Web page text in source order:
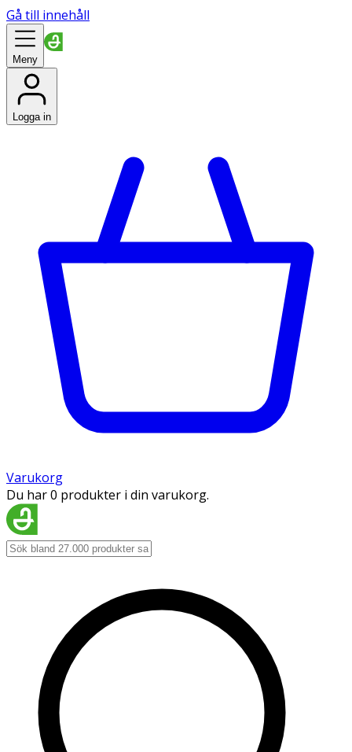
Gå till innehåll
Meny
Logga in
Varukorg
Du har 0 produkter i din varukorg.